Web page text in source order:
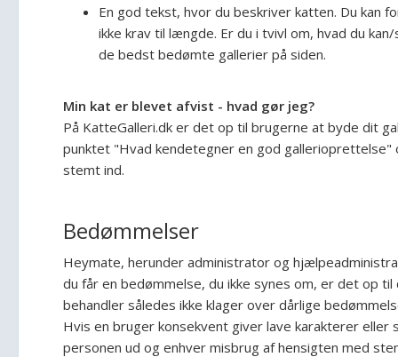
En god tekst, hvor du beskriver katten. Du kan
ikke krav til længde. Er du i tvivl om, hvad du
de bedst bedømte gallerier på siden.
Min kat er blevet afvist - hvad gør jeg?
På KatteGalleri.dk er det op til brugerne at byde dit
punktet "Hvad kendetegner en god
stemt ind.
Bedømmelser
Heymate, herunder administrator og
du får en bedømmelse, du ikke synes om, er det op
behandler således ikke klager over dårlige
Hvis en bruger konsekvent giver lave karakterer
personen ud og enhver misbrug af hensigten med